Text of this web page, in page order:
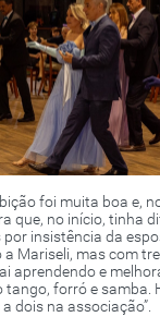
foi muita boa e,
que, no início, tinha
insistência da
a Mariseli, mas com
aprendendo e
tango, forró e samba.
dois na associação”.